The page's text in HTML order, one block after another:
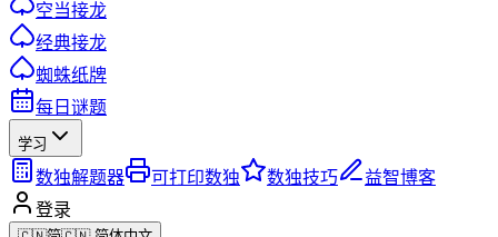
空当接龙
经典接龙
蜘蛛纸牌
每日谜题
学习
数独解题器 可打印数独 数独技巧
益智博客
登录